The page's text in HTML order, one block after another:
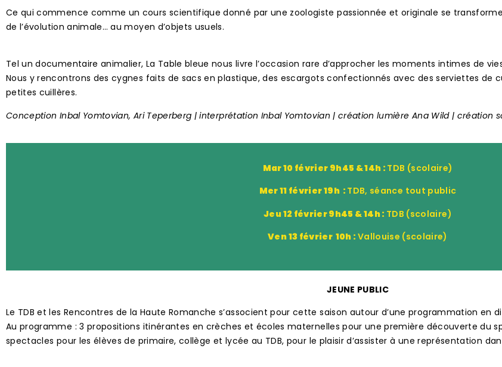
Ce qui commence comme un cours scientifique donné par une zoologiste passionnée et originale se
de l’évolution animale… au moyen d’objets usuels.
Tel un documentaire animalier, La Table bleue nous livre l’occasion rare d’approcher les moments intimes de
Nous y rencontrons des cygnes faits de sacs en plastique, des escargots confectionnés avec des serviettes de
petites cuillères.
Conception Inbal Yomtovian, Ari Teperberg | interprétation Inbal Yomtovian | création lumière Ana Wild | création
Mar 10 février 9h45 & 14h : TDB (scolaire)
Mer 11 février 19h : TDB, séance tout public
Jeu 12 février 9h45 & 14h : TDB (scolaire)
Ven 13 février 10h : Vallouise (scolaire)
JEUNE PUBLIC
Le TDB et les Rencontres de la Haute Romanche s’associent pour cette saison autour d’une programmation
Au programme : 3 propositions itinérantes en crèches et écoles maternelles pour une première découverte du
spectacles pour les élèves de primaire, collège et lycée au TDB, pour le plaisir d’assister à une représentation